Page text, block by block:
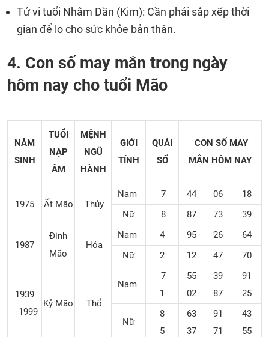
Tử vi tuổi Nhâm Dần (Kim): Cần phải sắp xếp thời
gian để lo cho sức khỏe bản thân.
4. Con số may mắn trong ngày
hôm nay cho tuổi Mão
NĂM
SINH
TUỔI
NẠP
ÂM
MỆNH
NGŨ
HÀNH
GIỚI
TÍNH
QUÁI
SỐ
CON SỐ MAY
MẮN HÔM NAY
1975 Ất Mão Thủy
Nam 7 44 06
18
Nữ
8 87 73 39
1987
Đinh
Mão
Hỏa
Nam 4 95 26
64
Nữ
2 12 47 70
1939
1999
Kỷ Mão Thổ
Nam
7
1
55
02
39
87
91
25
Nữ
8
5
63
37
91
71
43
55